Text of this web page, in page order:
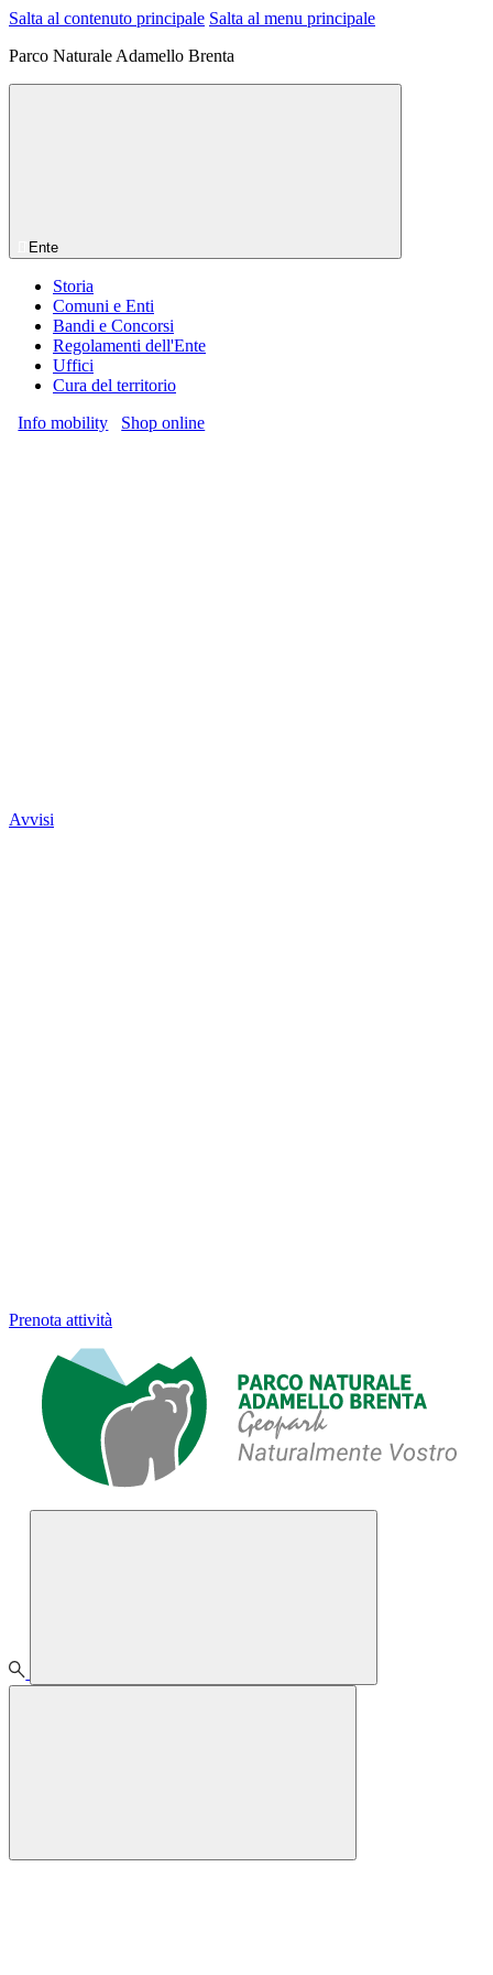
Salta al contenuto principale Salta al menu principale
Parco Naturale Adamello Brenta
Ente
Storia
Comuni e Enti
Bandi e Concorsi
Regolamenti dell'Ente
Uffici
Cura del territorio
Info mobility
Shop online
Avvisi
Prenota attività